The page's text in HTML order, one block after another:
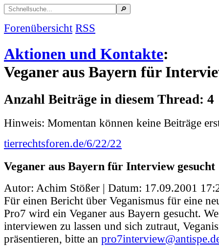
Forenübersicht RSS
Aktionen und Kontakte:
Veganer aus Bayern für
Anzahl Beiträge in diesem Thread: 4
Hinweis: Momentan können keine Beiträge
tierrechtsforen.de/6/22/22
Veganer aus Bayern für Interview gesucht
Autor: Achim Stößer | Datum: 17.09.2001
Für einen Bericht über Veganismus für eine
Pro7 wird ein Veganer aus Bayern gesucht.
interviewen zu lassen und sich zutraut,
präsentieren, bitte an